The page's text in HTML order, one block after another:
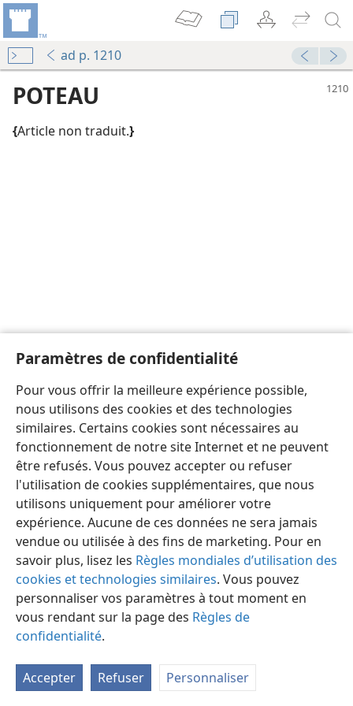
Paramètres de confidentialité
Pour vous offrir la meilleure expérience possible,
nous utilisons des cookies et des technologies
similaires. Certains cookies sont nécessaires au
fonctionnement de notre site Internet et ne peuvent
être refusés. Vous pouvez accepter ou refuser
l'utilisation de cookies supplémentaires, que nous
utilisons uniquement pour améliorer votre
expérience. Aucune de ces données ne sera jamais
vendue ou utilisée à des fins de marketing. Pour en
savoir plus, lisez les Règles mondiales d’utilisation des
cookies et technologies similaires. Vous pouvez
personnaliser vos paramètres à tout moment en
vous rendant sur la page des Règles de
confidentialité.
Accepter Refuser Personnaliser
ad p. 1210
POTEAU
{Article non traduit.}
Français Partager Préférences
Copyright © 2026 Watch Tower Bible and Tract Society of Pennsylvania
Conditions d’utilisation
Règles de confidentialité
Paramètres de confidentialité
JW.ORG Se connecter